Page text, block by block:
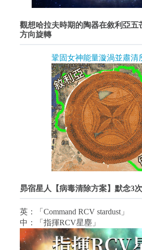
觀想哈拉夫時期的陶器在敘利亞五
方向旋轉
鞏固女神能量漩渦並肅清
昴宿星人【病毒清除方案】默念3次
英：「Command RCV stardust」
中：「指揮RCV星塵」